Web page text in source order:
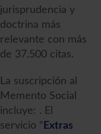
jurisprudencia y
doctrina más
relevante con más
de 37.500 citas.
La suscripción al
Memento Social
incluye: . El
servicio “ Extras